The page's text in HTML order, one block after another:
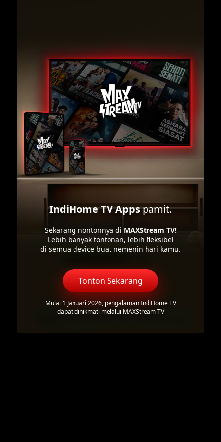
IndiHome TV Appspamit.
Sekarang nontonnya di MAXStream TV!
Lebih banyak tontonan, lebih fleksibel
di semua device buat nemenin hari kamu.
Tonton Sekarang
Mulai 1 Januari 2026, pengalaman IndiHome TV
dapat dinikmati melalui MAXStream TV